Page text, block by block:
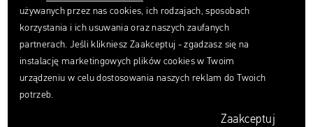
Tak
będą
używanych przez nas cookies, ich rodzajach, sposobach
korzystania i ich usuwania oraz naszych zaufanych
partnerach. Jeśli klikniesz Zaakceptuj - zgadzasz się na
instalację marketingowych plików cookies w Twoim
urządzeniu w celu dostosowania naszych reklam do Twoich
potrzeb.
Zaakceptuj